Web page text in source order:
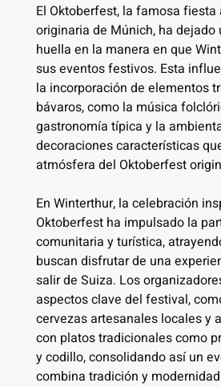
El Oktoberfest, la famosa fiesta
originaria de Múnich, ha dejado
huella en la manera en que
sus eventos festivos. Esta
la incorporación de elementos
bávaros, como la música
gastronomía típica y la
decoraciones características
atmósfera del Oktoberfest
En Winterthur, la celebración
Oktoberfest ha impulsado la
comunitaria y turística,
buscan disfrutar de una
salir de Suiza. Los
aspectos clave del festival,
cervezas artesanales locales y
con platos tradicionales como
y codillo, consolidando así un
combina tradición y